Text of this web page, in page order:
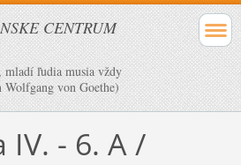
CENTRUM
mladí ľudia musia vždy
Wolfgang von Goethe)
IV. - 6. A /